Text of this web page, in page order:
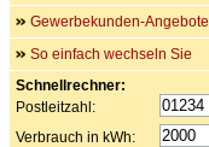
Gewerbekunden-Angebote
So einfach wechseln Sie
Schnellrechner:
Postleitzahl:
Verbrauch in kWh: